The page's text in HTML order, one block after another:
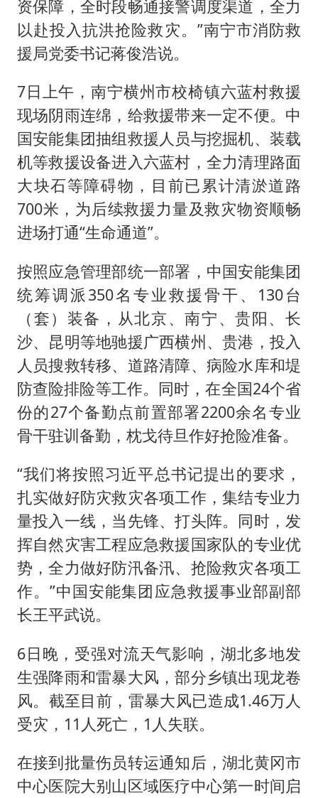
资保障，全时段畅通接警调度渠道，全力
以赴投入抗洪抢险救灾。”南宁市消防救
援局党委书记蒋俊浩说。
7日上午，南宁横州市校椅镇六蓝村救援
现场阴雨连绵，给救援带来一定不便。中
国安能集团抽组救援人员与挖掘机、装载
机等救援设备进入六蓝村，全力清理路面
大块石等障碍物，目前已累计清淤道路
700米，为后续救援力量及救灾物资顺畅
进场打通“生命通道”。
按照应急管理部统一部署，中国安能集团
统筹调派350名专业救援骨干、130台
（套）装备，从北京、南宁、贵阳、长
沙、昆明等地驰援广西横州、贵港，投入
人员搜救转移、道路清障、病险水库和堤
防查险排险等工作。同时，在全国24个省
份的27个备勤点前置部署2200余名专业
骨干驻训备勤，枕戈待旦作好抢险准备。
“我们将按照习近平总书记提出的要求，
扎实做好防灾救灾各项工作，集结专业力
量投入一线，当先锋、打头阵。同时，发
挥自然灾害工程应急救援国家队的专业优
势，全力做好防汛备汛、抢险救灾各项工
作。”中国安能集团应急救援事业部副部
长王平武说。
6日晚，受强对流天气影响，湖北多地发
生强降雨和雷暴大风，部分乡镇出现龙卷
风。截至目前，雷暴大风已造成1.46万人
受灾，11人死亡，1人失联。
在接到批量伤员转运通知后，湖北黄冈市
中心医院大别山区域医疗中心第一时间启